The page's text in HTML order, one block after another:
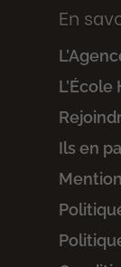
En
L’École
Ils en